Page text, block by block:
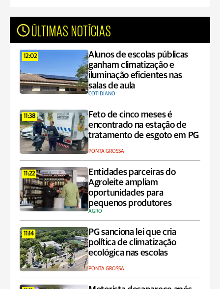
ÚLTIMAS NOTÍCIAS
12:02
Alunos de escolas públicas
ganham climatização e
iluminação eficientes nas
salas de aula
COTIDIANO
11:38
Feto de cinco meses é
encontrado na estação de
tratamento de esgoto em PG
PONTA GROSSA
11:22
Entidades parceiras do
Agroleite ampliam
oportunidades para
pequenos produtores
AGRO
11:14
PG sanciona lei que cria
política de climatização
ecológica nas escolas
PONTA GROSSA